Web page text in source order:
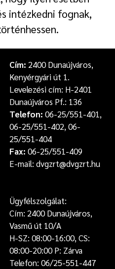
intézkedni fognak,
Cím: 2400 Dunaújváros,
Kenyérgyári út 1.
Levelezési cím: H-2401
Dunaújváros Pf.: 136
Telefon: 06-25/551-401,
06-25/551-402, 06-
25/551-404
Fax: 06-25/551-409
E-mail: dvgzrt@dvgzrt.hu
Ügyfélszolgálat:
Cím: 2400 Dunaújváros,
Vasmű út 10/A
H-SZ: 08:00-16:00, CS:
08:00-20:00 P: Zárva
Telefon: 06/25-551-447